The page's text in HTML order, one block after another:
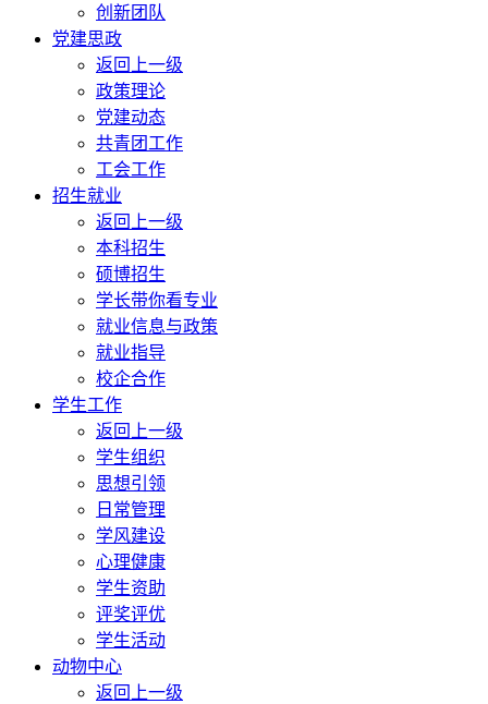
创新团队
党建思政
返回上一级
政策理论
党建动态
共青团工作
工会工作
招生就业
返回上一级
本科招生
硕博招生
学长带你看专业
就业信息与政策
就业指导
校企合作
学生工作
返回上一级
学生组织
思想引领
日常管理
学风建设
心理健康
学生资助
评奖评优
学生活动
动物中心
返回上一级